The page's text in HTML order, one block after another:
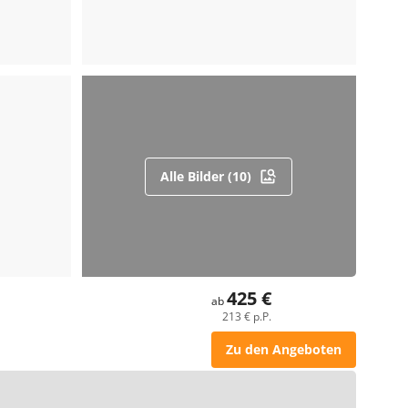
Alle Bilder (10)
ab425 €
213 € p.P.
Zu den Angeboten